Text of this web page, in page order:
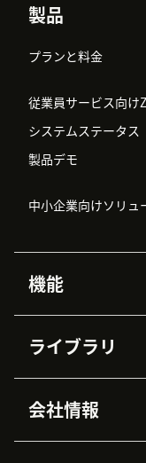
製品
プランと料金
従業員サービス向け
システムステータス
製品デモ
中小企業向けソリュ
機能
Zendesk AI
高度なデータプライ
データ保護
ライブラリ
APIと開発者向け情報
AI研究
会社情報